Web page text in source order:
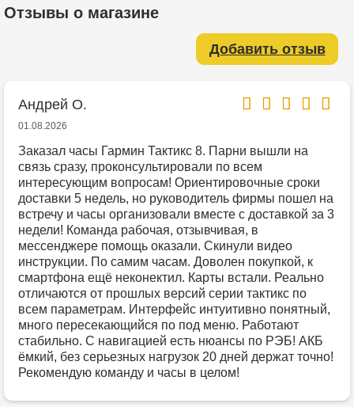
Отзывы о магазине
Добавить отзыв
Андрей О.
01.08.2026
Заказал часы Гармин Тактикс 8. Парни вышли на
связь сразу, проконсультировали по всем
интересующим вопросам! Ориентировочные сроки
доставки 5 недель, но руководитель фирмы пошел на
встречу и часы организовали вместе с доставкой за 3
недели! Команда рабочая, отзывчивая, в
мессенджере помощь оказали. Скинули видео
инструкции. По самим часам. Доволен покупкой, к
смартфона ещё неконектил. Карты встали. Реально
отличаются от прошлых версий серии тактикс по
всем параметрам. Интерфейс интуитивно понятный,
много пересекающийся по под меню. Работают
стабильно. С навигацией есть нюансы по РЭБ! АКБ
ёмкий, без серьезных нагрузок 20 дней держат точно!
Рекомендую команду и часы в целом!